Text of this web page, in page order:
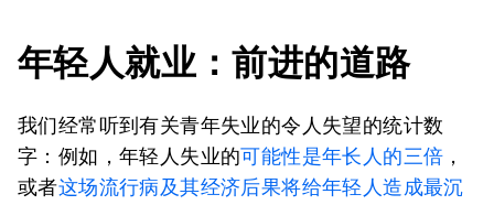
年轻人就业：前进的道路
我们经常听到有关青年失业的令人失望的统计数
字：例如，年轻人失业的可能性是年长人的三倍 ，
或者这场流行病及其经济后果将给年轻人造成最沉